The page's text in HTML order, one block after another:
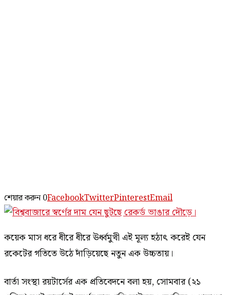
শেয়ার করুন 0FacebookTwitterPinterestEmail
কয়েক মাস ধরে ধীরে ধীরে ঊর্ধ্বমুখী এই মূল্য হঠাৎ করেই যেন
রকেটের গতিতে উঠে দাঁড়িয়েছে নতুন এক উচ্চতায়।
বার্তা সংস্থা রয়টার্সের এক প্রতিবেদনে বলা হয়, সোমবার (২১